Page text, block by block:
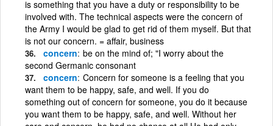
is something that you have a duty or responsibility to be
involved with. The technical aspects were the concern of
the Army I would be glad to get rid of them myself. But that
is not our concern. = affair, business
concern be on the mind of; "I worry about the
second Germanic consonant
concern Concern for someone is a feeling that you
want them to be happy, safe, and well. If you do
something out of concern for someone, you do it because
you want them to be happy, safe, and well. Without her